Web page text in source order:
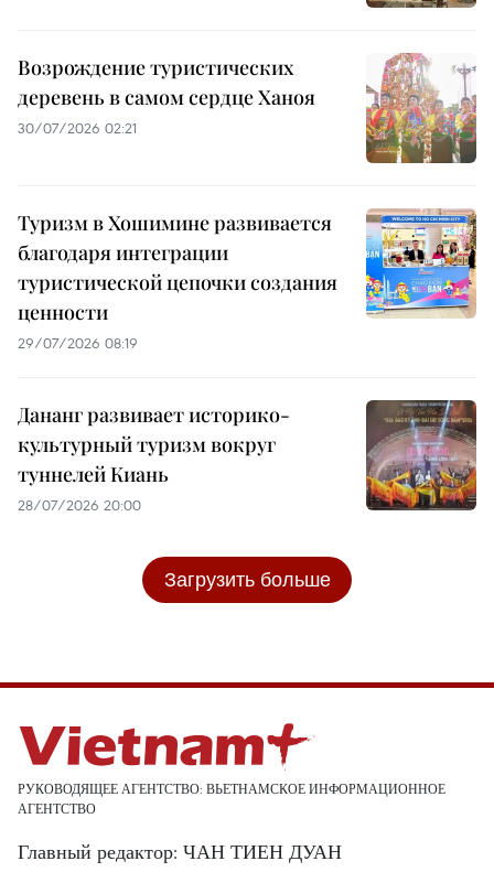
Возрождение туристических
деревень в самом сердце Ханоя
30/07/2026 02:21
Туризм в Хошимине развивается
благодаря интеграции
туристической цепочки создания
ценности
29/07/2026 08:19
Дананг развивает историко-
культурный туризм вокруг
туннелей Киань
28/07/2026 20:00
Загрузить больше
РУКОВОДЯЩЕЕ АГЕНТСТВО: ВЬЕТНАМСКОЕ ИНФОРМАЦИОННОЕ
АГЕНТСТВО
Главный редактор: ЧАН ТИЕН ДУАН